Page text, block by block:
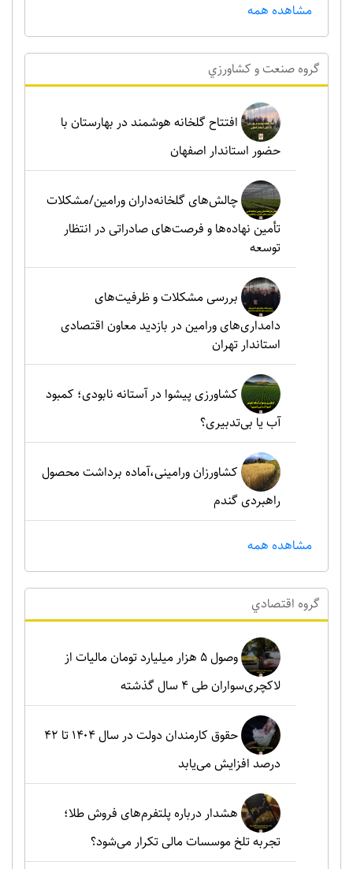
مشاهده همه
گروه صنعت و کشاورزي
افتتاح گلخانه هوشمند در بهارستان با
حضور استاندار اصفهان
چالش‌های گلخانه‌داران ورامین/مشکلات
تأمین نهاده‌ها و فرصت‌های صادراتی در انتظار
توسعه
بررسی مشکلات و ظرفیت‌های
دامداری‌های ورامین در بازدید معاون اقتصادی
استاندار تهران
کشاورزی پیشوا در آستانه نابودی؛ کمبود
آب یا بی‌تدبیری؟
کشاورزان ورامینی،آماده برداشت محصول
راهبردی گندم
مشاهده همه
گروه اقتصادي
وصول ۵ هزار میلیارد تومان مالیات از
لاکچری‌سواران طی ۴ سال گذشته
حقوق کارمندان دولت در سال ۱۴۰۴ تا ۴۲
درصد افزایش می‌یابد
هشدار درباره پلتفرم‌های فروش طلا؛
تجربه تلخ موسسات مالی تکرار می‌شود؟